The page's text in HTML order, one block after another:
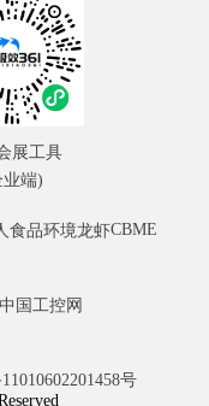
食品环境龙虾CBME
中国工控网
号
展工具
业端)